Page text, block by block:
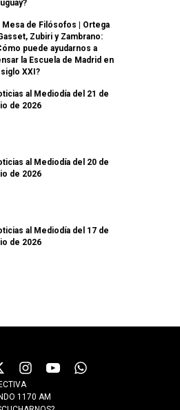
Mesa de Filósofos | Ortega
Zubiri y Zambrano:
puede ayudarnos a
la Escuela de Madrid en
XXI?
al Mediodía del 21 de
de 2026
al Mediodía del 20 de
de 2026
al Mediodía del 17 de
de 2026
1170 AM